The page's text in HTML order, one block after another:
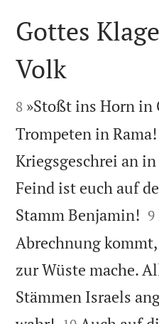

Gottes
Volk

8 »Stoßt ins Horn in
Trompeten in
Kriegsgeschrei an
Feind ist euch auf
Stamm Benjamin! 
9
Abrechnung
zur Wüste mache.
Stämmen Israels